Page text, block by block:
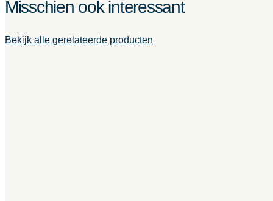
Misschien ook interessant
Bekijk alle gerelateerde producten